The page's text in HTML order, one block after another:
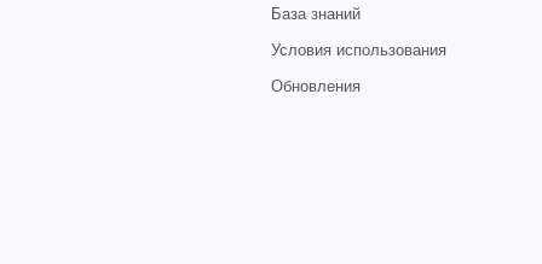
База знаний
Условия использования
Обновления